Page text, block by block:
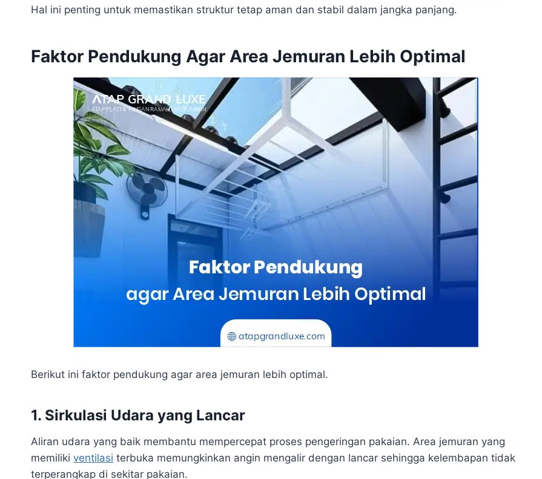
Hal ini penting untuk memastikan struktur tetap aman dan stabil dalam jangka panjang.
Faktor Pendukung Agar Area Jemuran Lebih Optimal
Berikut ini faktor pendukung agar area jemuran lebih optimal.
1. Sirkulasi Udara yang Lancar
Aliran udara yang baik membantu mempercepat proses pengeringan pakaian. Area jemuran yang
memiliki ventilasi terbuka memungkinkan angin mengalir dengan lancar sehingga kelembapan tidak
terperangkap di sekitar pakaian.